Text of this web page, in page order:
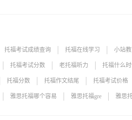
托福考试成绩查询 托福在线学习 小站
托福考试分数 老托福听力 托福什么
托福分数 托福作文结尾 托福考试价格
雅思托福哪个容易 雅思托福gre 雅思